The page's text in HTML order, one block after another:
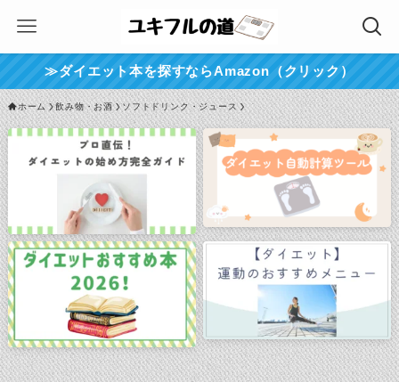
≫ダイエット本を探すならAmazon（クリック）
ホーム 飲み物・お酒 ソフトドリンク・ジュース